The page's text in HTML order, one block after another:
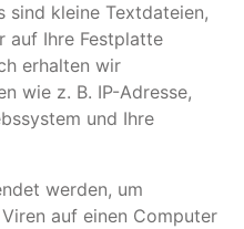
sind kleine Textdateien,
auf Ihre Festplatte
erhalten wir
wie z. B. IP-Adresse,
und Ihre
werden, um
auf einen Computer